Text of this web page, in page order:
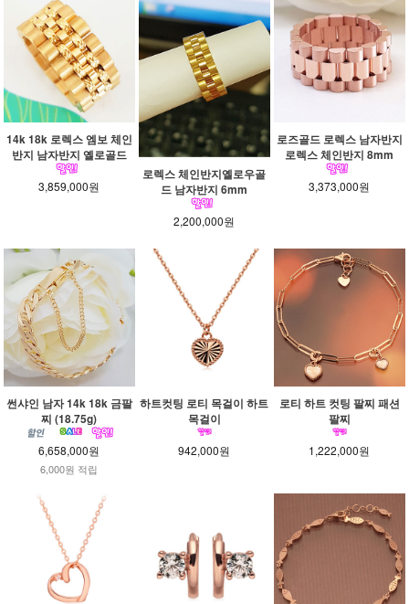
14k 18k 로렉스 엠보 체인
반지 남자반지 옐로골드
3,859,000원
로렉스 체인반지옐로우골
드 남자반지 6mm
2,200,000원
로즈골드 로렉스 남자반지
로렉스 체인반지 8mm
3,373,000원
썬샤인 남자 14k 18k 금팔
찌 (18.75g)
6,658,000원
6,000원 적립
하트컷팅 로티 목걸이 하트
목걸이
942,000원
로티 하트 컷팅 팔찌 패션
팔찌
1,222,000원